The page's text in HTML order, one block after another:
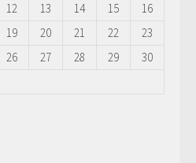
12 13 14 15
16
19 20 21 22
23
26 27 28 29
30